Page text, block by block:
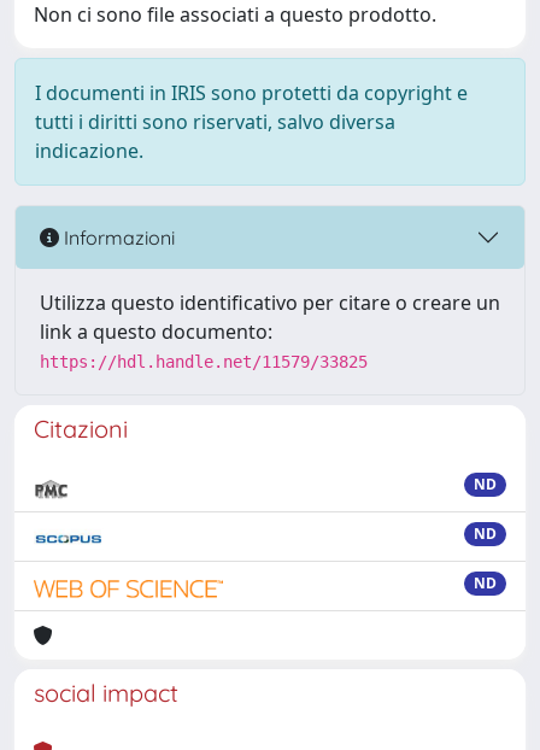
Non ci sono file associati a questo prodotto.
I documenti in IRIS sono protetti da copyright e
tutti i diritti sono riservati, salvo diversa
indicazione.
Informazioni
Utilizza questo identificativo per citare o creare un
link a questo documento:
https://hdl.handle.net/11579/33825
Citazioni
ND
ND
ND
social impact